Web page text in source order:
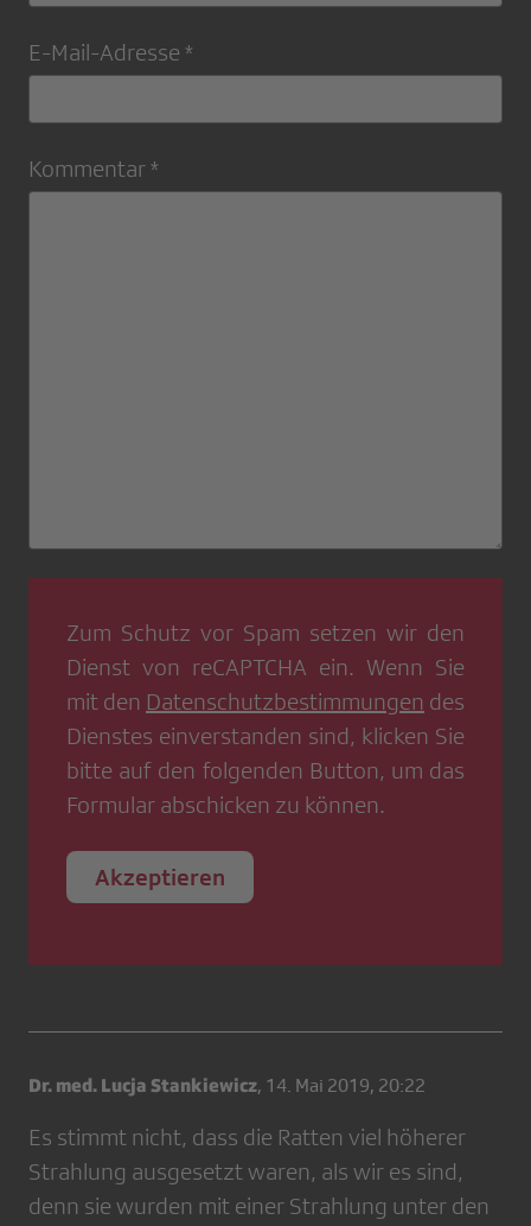
E-Mail-Adresse *
Kommentar *
Zum Schutz vor Spam setzen wir den
Dienst von reCAPTCHA ein. Wenn Sie
mit den Datenschutzbestimmungen des
Dienstes einverstanden sind, klicken Sie
bitte auf den folgenden Button, um das
Formular abschicken zu können.
Akzeptieren
Dr. med. Lucja Stankiewicz, 14. Mai 2019, 20:22
Es stimmt nicht, dass die Ratten viel höherer
Strahlung ausgesetzt waren, als wir es sind,
denn sie wurden mit einer Strahlung unter den